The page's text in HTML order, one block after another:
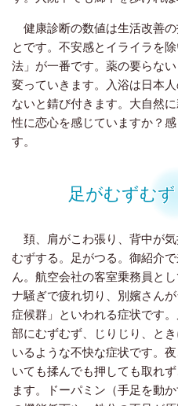
健康診断の数値は生活改善
とです。不安感とイライラを
法」が一番です。薬の要らな
変っていきます。
入浴は日本
ないと錆び付きます。大自然
性に恋心を感じていますか？
す。
足がむずむ
頚、肩がこわ張り、背中が
むずする。足がつる。御紹介
ん。航空会社の客室乗務員と
ナ騒ぎで疲れ切り、別嬪さん
症候群」といわれる症状です
部にむずむず、じりじり、と
いるような不快な症状です。
いても揉んでも押しても取れ
ます。ドーパミン（手足を動